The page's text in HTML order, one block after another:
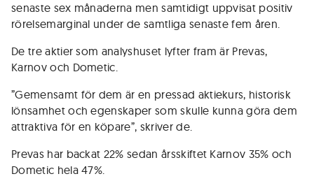
senaste sex månaderna men samtidigt uppvisat positiv
rörelsemarginal under de samtliga senaste fem åren.
De tre aktier som analyshuset lyfter fram är Prevas,
Karnov och Dometic.
”Gemensamt för dem är en pressad aktiekurs, historisk
lönsamhet och egenskaper som skulle kunna göra dem
attraktiva för en köpare”, skriver de.
Prevas har backat 22% sedan årsskiftet Karnov 35% och
Dometic hela 47%.